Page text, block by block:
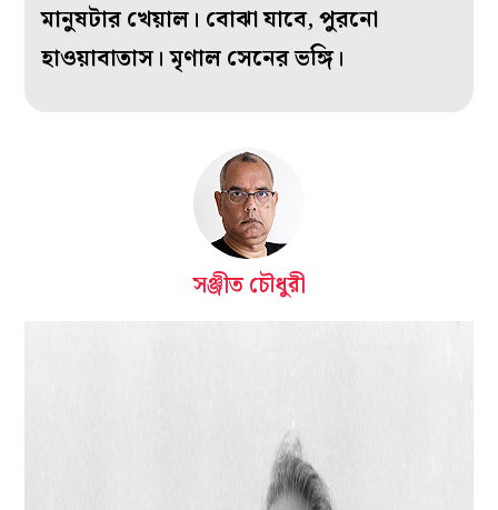
মানুষটার খেয়াল। বোঝা যাবে, পুরনো
হাওয়াবাতাস। মৃণাল সেনের ভঙ্গি।
সঞ্জীত চৌধুরী